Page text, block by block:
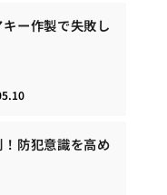
ー作製で失敗し
防犯意識を高め